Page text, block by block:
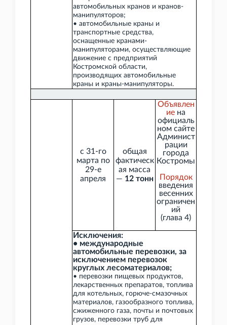
автомобильных кранов и кранов-
манипуляторов;
• автомобильные краны и
транспортные средства,
оснащенные кранами-
манипуляторами, осуществляющие
движение с предприятий
Костромской области,
производящих автомобильные
краны и краны-манипуляторы.
с 31-го
марта по
29-е
апреля
общая
фактическ
ая масса
— 12 тонн
Объявлен
ие на
официаль
ном сайте
Админист
рации
города
Костромы
Порядок
введения
весенних
ограничен
ий
(глава 4)
Исключения:
• международные
автомобильные перевозки, за
исключением перевозок
круглых лесоматериалов;
• перевозки пищевых продуктов,
лекарственных препаратов, топлива
для котельных, горюче-смазочных
материалов, газообразного топлива,
сжиженного газа, почты и почтовых
грузов, перевозки труб для